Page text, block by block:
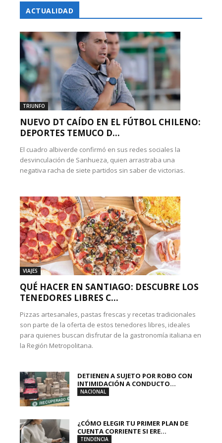
ACTUALIDAD
TRIUNFO
NUEVO DT CAÍDO EN EL FÚTBOL CHILENO:
DEPORTES TEMUCO D...
El cuadro albiverde confirmó en sus redes sociales la
desvinculación de Sanhueza, quien arrastraba una
negativa racha de siete partidos sin saber de victorias.
VIAJES
QUÉ HACER EN SANTIAGO: DESCUBRE LOS
TENEDORES LIBRES C...
Pizzas artesanales, pastas frescas y recetas tradicionales
son parte de la oferta de estos tenedores libres, ideales
para quienes buscan disfrutar de la gastronomía italiana en
la Región Metropolitana.
DETIENEN A SUJETO POR ROBO CON
INTIMIDACIÓN A CONDUCTO...
NACIONAL
¿CÓMO ELEGIR TU PRIMER PLAN DE
CUENTA CORRIENTE SI ERE...
TENDENCIA